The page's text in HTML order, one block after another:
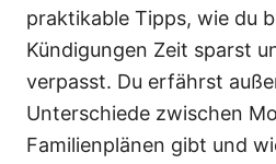
praktikable Tipps, wie du
Kündigungen Zeit sparst
verpasst. Du erfährst
Unterschiede zwischen
Familienplänen gibt und